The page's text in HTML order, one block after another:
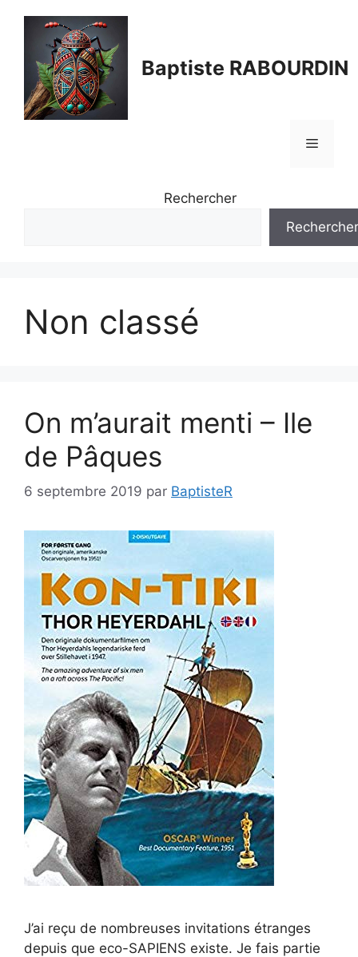
contenu
Baptiste RABOURDIN
Menu
Rechercher
Rechercher
Non classé
On m’aurait menti – Ile
de Pâques
6 septembre 2019 par BaptisteR
J’ai reçu de nombreuses invitations étranges
depuis que eco-SAPIENS existe. Je fais partie